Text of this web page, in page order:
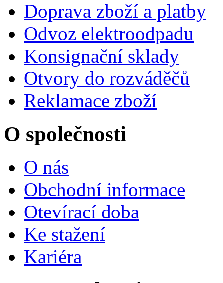
Doprava zboží a platby
Odvoz elektroodpadu
Konsignační sklady
Otvory do rozváděčů
Reklamace zboží
O společnosti
O nás
Obchodní informace
Otevírací doba
Ke stažení
Kariéra